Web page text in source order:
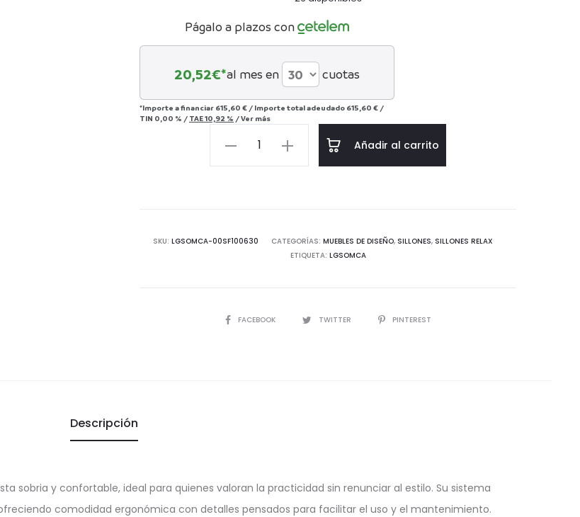
Págalo a plazos con
20,52€*al mes en cuotas
*Importe a financiar 615,60 € / Importe total adeudado 615,60 € /
TIN 0,00 % / TAE10,92 % /Ver más
TAUPE
Añadir al carrito
SKU: LGSOMCA-00SF100630 CATEGORÍAS: MUEBLES DE DISEÑO, SILLONES, SILLONES RELAX
ETIQUETA: LGSOMCA
COMPARTIR
FACEBOOK TWITTER PINTEREST
Descripción
sobria y confortable, ideal para quienes valoran la practicidad sin renunciar al estilo. Su sistema
comodidad ergonómica con detalles pensados para facilitar el uso y el mantenimiento.